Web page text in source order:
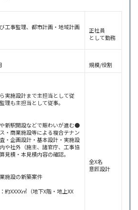
工事監理、都市計画・地域計画
正社員
として勤務
規模/役割
実施設計まで主担当として従
理も主担当として従事。
新駅開設などで賑わいが進む●
・商業施設等による複合テナン
・企画設計・基本設計・実施設
や社外（施主、諸官庁、工事協
見積・本見積内容の確認。
施設の新築案件
約XXXX㎡（地下X階・地上XX
全X名
意匠設計